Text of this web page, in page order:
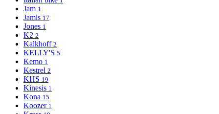
Jam 1
Jamis 17
Jones 1
K2 2
Kalkhoff 2
KELLY'S 5
Kemo 1
Kestrel 2
KHS 19
Kinesis 1
Kona 15
Koozer 1